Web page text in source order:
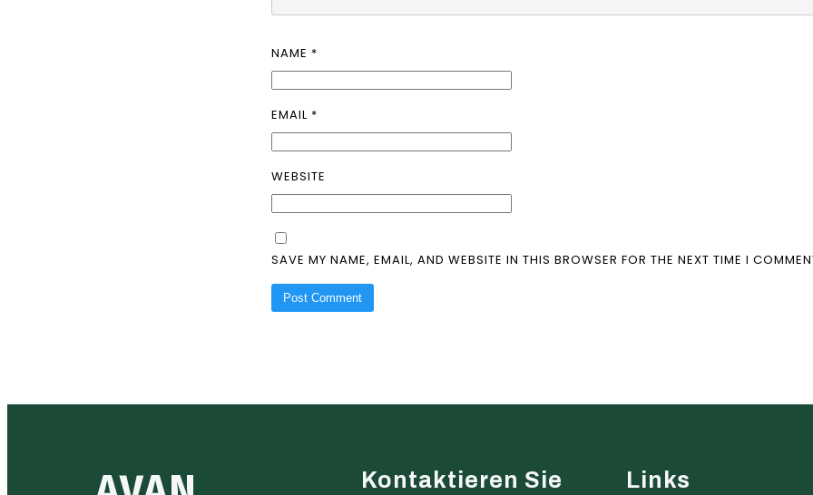
NAME *
EMAIL *
WEBSITE
SAVE MY NAME, EMAIL, AND WEBSITE IN THIS BROWSER FOR THE NEXT TIME I
Kontaktieren Sie Links